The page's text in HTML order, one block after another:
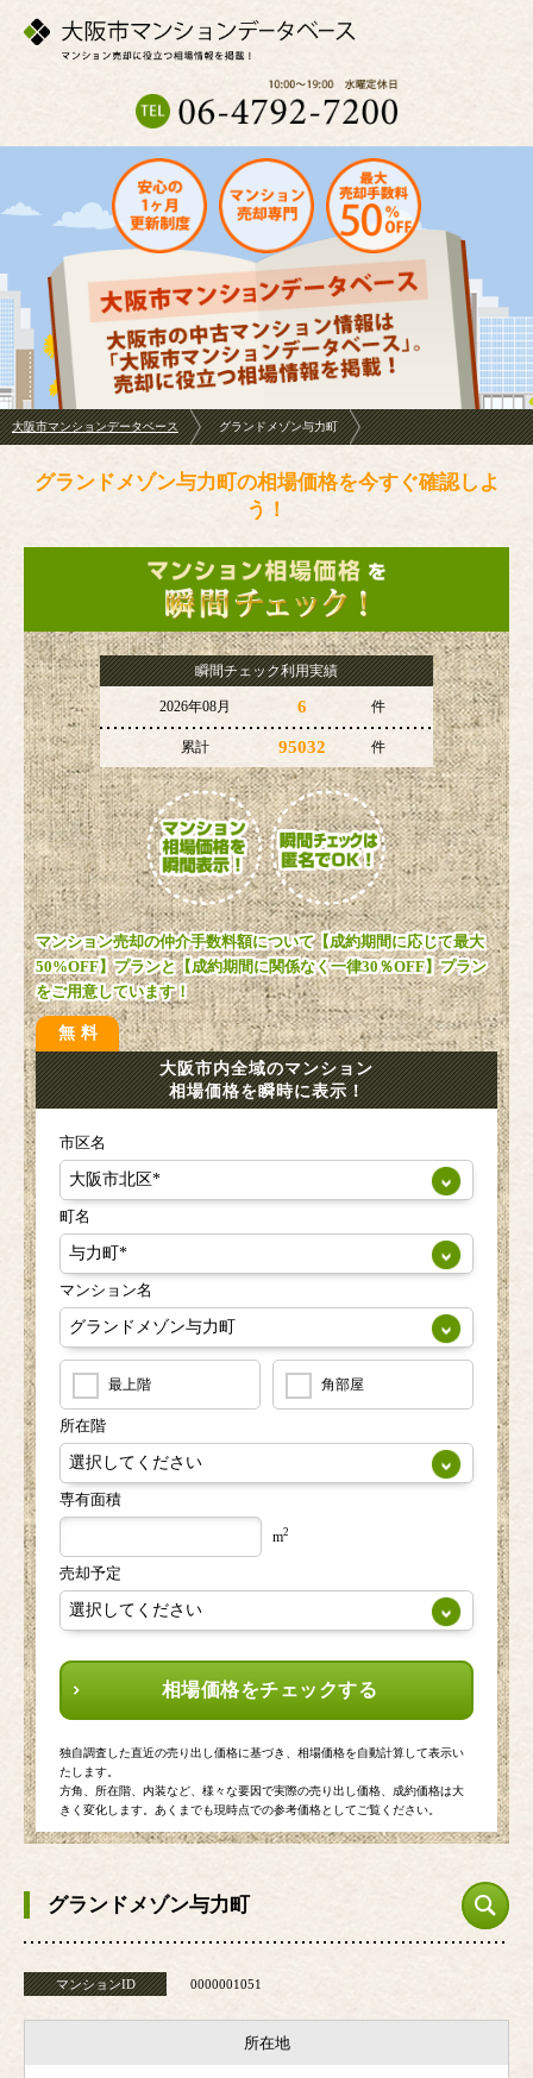
大阪市マンションデータベース グランドメゾン与力町
グランドメゾン与力町の相場価格を今すぐ確認しよ
う！
瞬間チェック利用実績
2026年08月 6 件
累計 95032 件
マンション売却の仲介手数料額について【成約期間に応じて最大
50%OFF】プランと【成約期間に関係なく一律30％OFF】プラン
をご用意しています！
無料
大阪市内全域のマンション
相場価格を瞬時に表示！
市区名
町名
マンション名
最上階 角部屋
所在階
専有面積
m2
売却予定
相場価格をチェックする
独自調査した直近の売り出し価格に基づき、相場価格を自動計算して表示い
たします。
方角、所在階、内装など、様々な要因で実際の売り出し価格、成約価格は大
きく変化します。あくまでも現時点での参考価格としてご覧ください。
グランドメゾン与力町
マンションID 0000001051
所在地